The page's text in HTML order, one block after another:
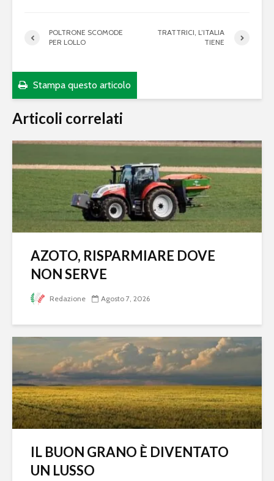
POLTRONE SCOMODE
PER LOLLO
TRATTRICI, L’ITALIA
TIENE
Stampa questo articolo
Articoli correlati
AZOTO, RISPARMIARE DOVE
NON SERVE
Redazione Agosto 7, 2026
IL BUON GRANO È DIVENTATO
UN LUSSO